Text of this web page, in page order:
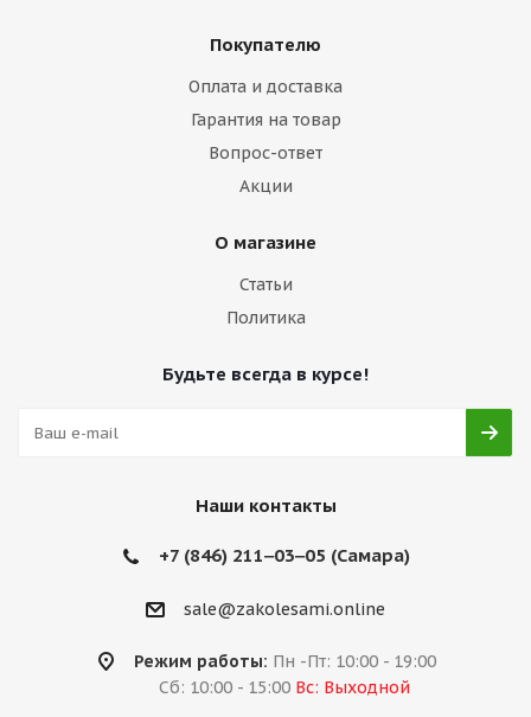
Покупателю
Оплата и доставка
Гарантия на товар
Вопрос-ответ
Акции
О магазине
Статьи
Политика
Будьте всегда в курсе!
Наши контакты
+7 (846) 211‒03‒05 (Самара)
sale@zakolesami.online
Режим работы: Пн -Пт: 10:00 - 19:00
Сб: 10:00 - 15:00 Вс: Выходной